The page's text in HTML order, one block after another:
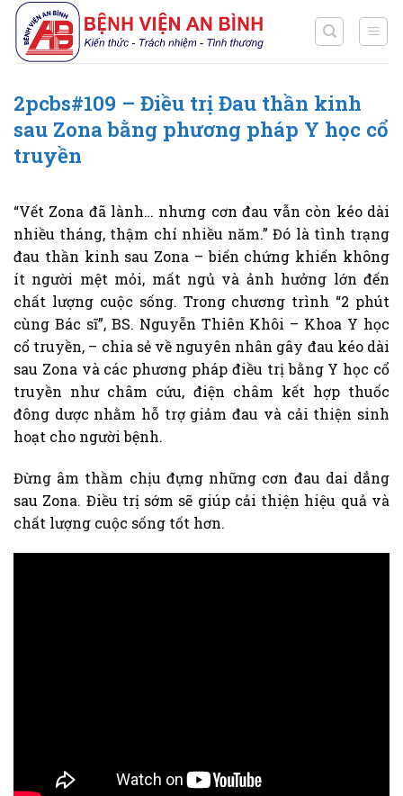
Chuyển
đến
nội
2pcbs#109 – Điều trị Đau thần kinh
sau Zona bằng phương pháp Y học cổ
truyền
“Vết Zona đã lành… nhưng cơn đau vẫn còn kéo dài
nhiều tháng, thậm chí nhiều năm.” Đó là tình trạng
đau thần kinh sau Zona – biến chứng khiến không
ít người mệt mỏi, mất ngủ và ảnh hưởng lớn đến
chất lượng cuộc sống. Trong chương trình “2 phút
cùng Bác sĩ”, BS. Nguyễn Thiên Khôi – Khoa Y học
cổ truyền, – chia sẻ về nguyên nhân gây đau kéo dài
sau Zona và các phương pháp điều trị bằng Y học cổ
truyền như châm cứu, điện châm kết hợp thuốc
đông dược nhằm hỗ trợ giảm đau và cải thiện sinh
hoạt cho người bệnh.
Đừng âm thầm chịu đựng những cơn đau dai dẳng
sau Zona. Điều trị sớm sẽ giúp cải thiện hiệu quả và
chất lượng cuộc sống tốt hơn.
Tổng lượt: 72, Hôm nay: 1